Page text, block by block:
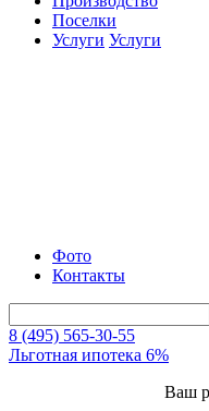
Поселки
Услуги Услуги
Фото
Контакты
8 (495) 565-30-55
Льготная ипотека 6%
Ваш